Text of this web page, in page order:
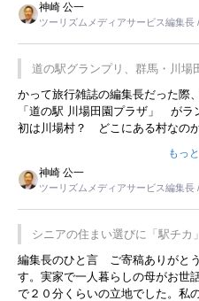
神崎 公一
ツーリズムメディアサービス編集長
道の駅グランプリ、群馬・川場
かって旅行雑誌の編集長だった際
「道の駅 川場田園プラザ」 がラ
初は川場村？ どこにある村なの
永井 彰一社長にインタビューし
した。プレゼンも巧みで、今でも
は、従業員に東京ディズニーラン
の何かを理解してもらっているこ
プレミアムヨーグルトを販売する
です。永井社長は、駐車場に都内
ことに目をつけ、高級商品でも売
事を懐かしく読みました。
もっ
神崎 公一
ツーリズムメディアサービス編集長
シニアの住まい選びに「駅チ
暮らし
編集長のひと言 ご寄稿ありがと
す。実家で一人暮らしの母がお世
で２０分くらいの立地でした。私